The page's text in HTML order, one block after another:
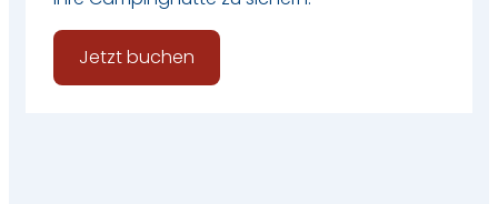
Jetzt buchen